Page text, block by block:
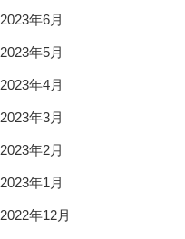
2023年6月
2023年5月
2023年4月
2023年3月
2023年2月
2023年1月
2022年12月